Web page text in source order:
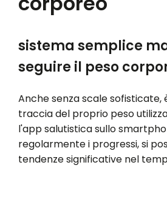
sistema semplice
seguire il peso
Anche senza scale sofisticate,
traccia del proprio peso
l'app salutistica sullo
regolarmente i progressi, si
tendenze significative nel